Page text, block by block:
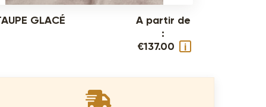
GLACÉ
A partir de
:
€137.00 i